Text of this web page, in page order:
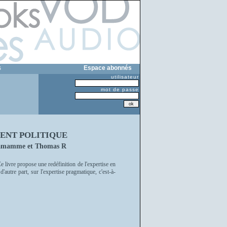
Espace abonnés
utilisateur
mot de passe
POLITIQUE
et Thomas R
livre propose une redéfinition de l'expertise en
part, sur l'expertise pragmatique, c'est-à-